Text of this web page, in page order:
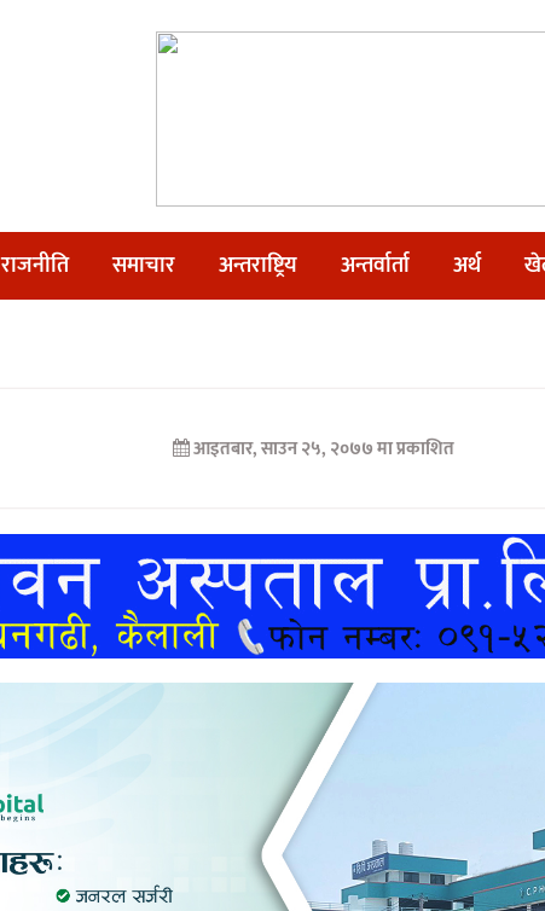
राजनीति समाचार अन्तराष्ट्रिय अन्तर्वार्ता अर्थ
आइतबार, साउन २५, २०७७ मा प्रकाशित